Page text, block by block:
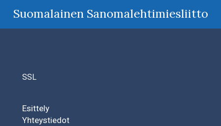
Suomalainen Sanomalehtimiesliitto
SSL
Esittely
Yhteystiedot